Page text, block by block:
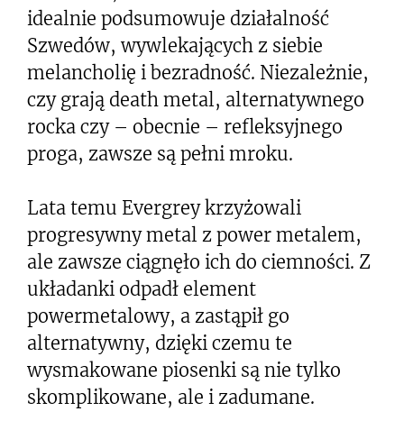
idealnie podsumowuje działalność
Szwedów, wywlekających z siebie
melancholię i bezradność. Niezależnie,
czy grają death metal, alternatywnego
rocka czy – obecnie – refleksyjnego
proga, zawsze są pełni mroku.
Lata temu Evergrey krzyżowali
progresywny metal z power metalem,
ale zawsze ciągnęło ich do ciemności. Z
układanki odpadł element
powermetalowy, a zastąpił go
alternatywny, dzięki czemu te
wysmakowane piosenki są nie tylko
skomplikowane, ale i zadumane.